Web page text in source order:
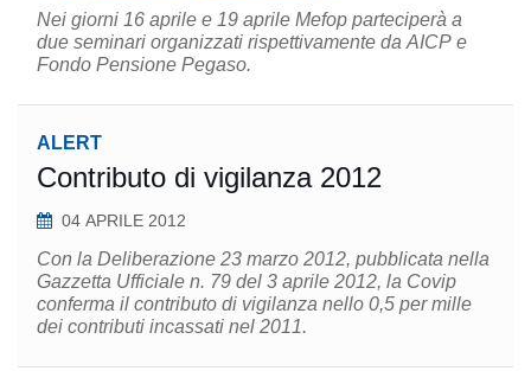
Nei giorni 16 aprile e 19 aprile Mefop parteciperà a
due seminari organizzati rispettivamente da AICP e
Fondo Pensione Pegaso.
ALERT
Contributo di vigilanza 2012
04 APRILE 2012
Con la Deliberazione 23 marzo 2012, pubblicata nella
Gazzetta Ufficiale n. 79 del 3 aprile 2012, la Covip
conferma il contributo di vigilanza nello 0,5 per mille
dei contributi incassati nel 2011.